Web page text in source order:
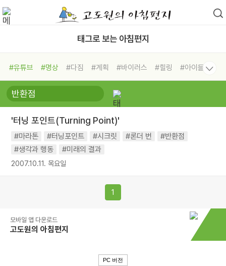
태그로 보는 아침편지
#유튜브 #명상 #다짐 #계획 #바이러스 #힐링
#아이들
#비전캠프
#독서캠프 #삶
#희망
#나눔 #친구 #링컨학교
#독서
#건강 #면역력
'터닝 포인트(Turning Point)'
#마라톤 #터닝포인트 #시크릿 #론더 번
#반환점
#생각과 행동
#미래의 결과
2007.10.11. 목요일
1
모바일 앱 다운로드
고도원의 아침편지
PC 버전